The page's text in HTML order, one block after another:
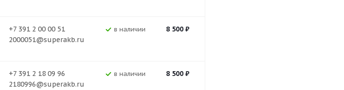
+7 391 2 00 00 51
2000051@superakb.ru
В наличии 8 500₽
+7 391 2 18 09 96
2180996@superakb.ru
В наличии 8 500₽